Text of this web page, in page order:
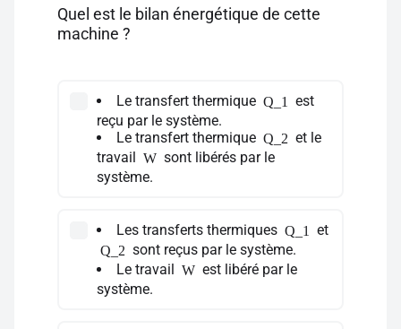
Quel est le bilan énergétique de cette
machine ?
Le transfert thermique Q_1
est
reçu par le système.
Le transfert thermique Q_2 et le
travail
W sont libérés par le
système.
Les transferts thermiques Q_1 et
Q_2 sont reçus par le système.
Le travail
W est libéré par le
système.